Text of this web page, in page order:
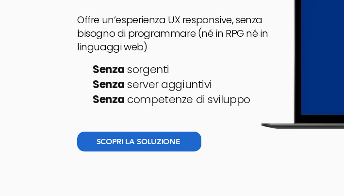
Offre un’esperienza UX responsive, senza
bisogno di programmare (né in RPG né in
linguaggi web)
Senzasorgenti
Senzaserver aggiuntivi
Senza competenze di sviluppo
SCOPRI LA SOLUZIONE